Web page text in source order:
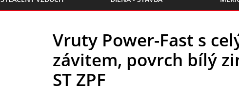
Vruty Power-Fast s
závitem, povrch bílý
ST ZPF